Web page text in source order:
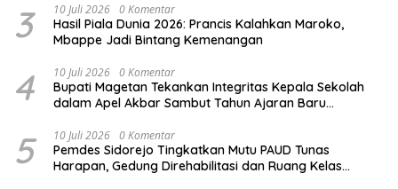
3 10 Juli 2026 0 Komentar
Hasil Piala Dunia 2026: Prancis Kalahkan Maroko,
Mbappe Jadi Bintang Kemenangan
4 10 Juli 2026 0 Komentar
Bupati Magetan Tekankan Integritas Kepala Sekolah
dalam Apel Akbar Sambut Tahun Ajaran Baru
5 10 Juli 2026 0 Komentar
Pemdes Sidorejo Tingkatkan Mutu PAUD Tunas
Harapan, Gedung Direhabilitasi dan Ruang Kelas